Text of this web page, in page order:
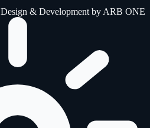
Design & Development by ARB ONE